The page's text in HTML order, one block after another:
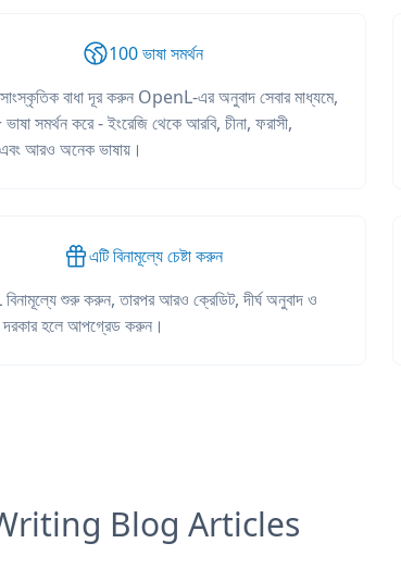
100 ভাষা সমর্থন
বাধা দূর করুন OpenL-এর অনুবাদ সেবার মাধ্যমে,
সমর্থন করে - ইংরেজি থেকে আরবি, চীনা, ফরাসী,
আরও অনেক ভাষায়।
এটি বিনামূল্যে চেষ্টা করুন
শুরু করুন, তারপর আরও ক্রেডিট, দীর্ঘ অনুবাদ ও
দরকার হলে আপগ্রেড করুন।
Blog Articles